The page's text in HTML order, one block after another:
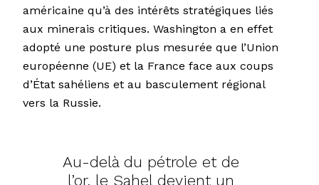
américaine qu’à des intérêts stratégiques liés
aux minerais critiques. Washington a en effet
adopté une posture plus mesurée que l’Union
européenne (UE) et la France face aux coups
d’État sahéliens et au basculement régional
vers la Russie.
Au-delà du pétrole et de
l’or, le Sahel devient un